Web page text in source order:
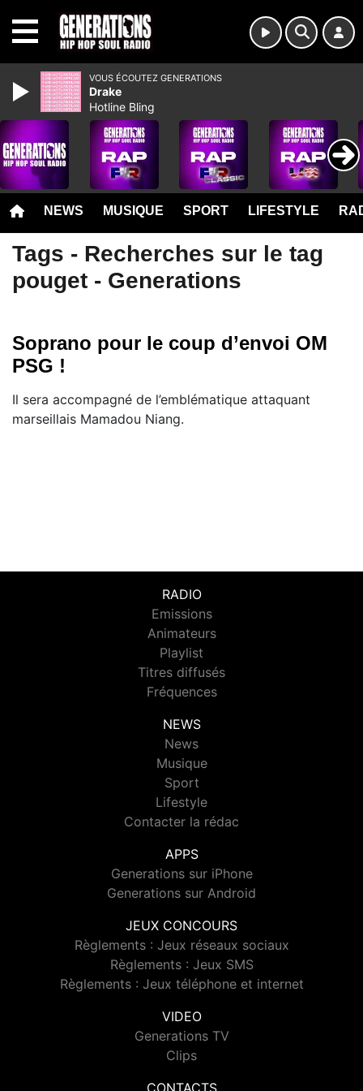
NEWS MUSIQUE SPORT LIFESTYLE
Tags - Recherches sur le tag
pouget - Generations
Soprano pour le coup d’envoi OM
PSG !
Il sera accompagné de l’emblématique attaquant
marseillais Mamadou Niang.
RADIO
Emissions
Animateurs
Playlist
Titres diffusés
Fréquences
NEWS
News
Musique
Sport
Lifestyle
Contacter la rédac
APPS
Generations sur iPhone
Generations sur Android
JEUX CONCOURS
Règlements : Jeux réseaux sociaux
Règlements : Jeux SMS
Règlements : Jeux téléphone et internet
VIDEO
Generations TV
Clips
VOUS ÉCOUTEZ GENERATIONS
Drake
Hotline Bling